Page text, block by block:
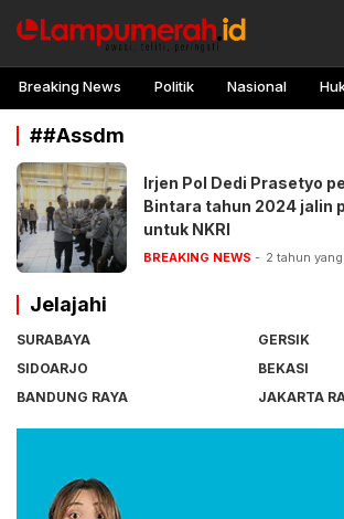
lampu merah
Awasi, teliti, peringati
Breaking News Politik Nasional
##Assdm
Irjen Pol Dedi Prasetyo
Bintara tahun 2024 jalin
untuk NKRI
BREAKING NEWS 2 tahun
Jelajahi
SURABAYA
GERSIK
SIDOARJO
BEKASI
BANDUNG RAYA
JAKARTA